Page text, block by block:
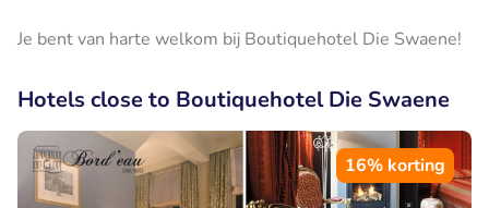
Je bent van harte welkom bij Boutiquehotel Die Swaene!
Hotels close to Boutiquehotel Die Swaene
16% korting